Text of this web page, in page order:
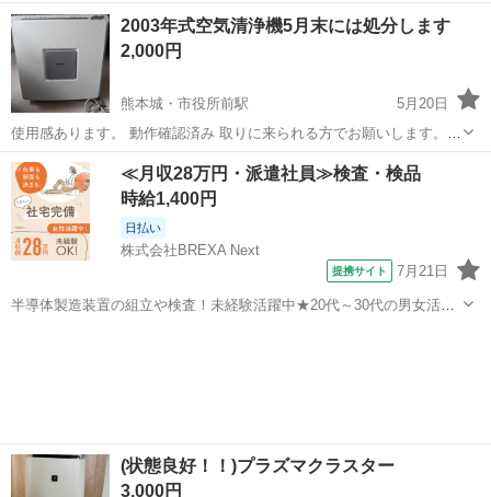
清浄機です。 - モデル名: TCK70P-W - 電源: 100V - 消費電力:
75W（加湿空気清浄ターボ）、待機時1W - 製造年: 2013年 - サ...
熊本 熊本市 西熊本駅 季節、空調家電 ダイキン
2003年式空気清浄機5月末には処分します
2,000円
熊本城・市役所前駅
5月20日
使用感あります。 動作確認済み 取りに来られる方でお願いします。
持っていく場合は500円頂きます
熊本 熊本市 熊本城・市役所前駅 季節、空調家電
≪月収28万円・派遣社員≫検査・検品
時給1,400円
日払い
株式会社BREXA Next
提携サイト 7月21日
半導体製造装置の組立や検査！未経験活躍中★20代～30代の男女活躍
(状態良好！！)プラズマクラスター
3,000円